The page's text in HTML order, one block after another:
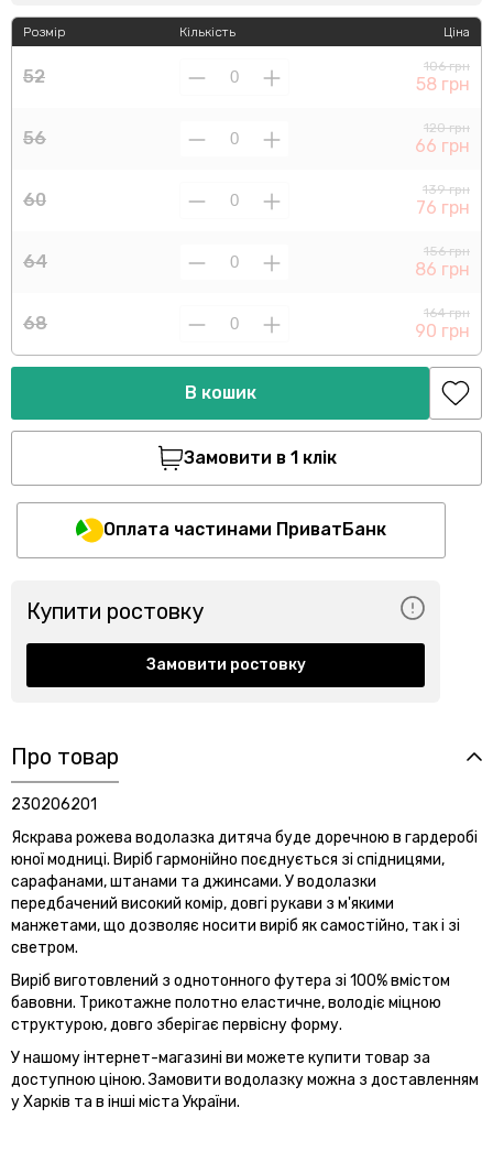
Розмір
52
56
60
64
68
Кількість Ціна
106 грн
58 грн
120 грн
66 грн
139 грн
76 грн
156 грн
86 грн
164 грн
90 грн
В кошик
Замовити в 1 клік
Оплата частинами ПриватБанк
Купити ростовку
Замовити ростовку
Про товар
230206201
Яскрава рожева водолазка дитяча буде доречною в гардеробі
юної модниці. Виріб гармонійно поєднується зі спідницями,
сарафанами, штанами та джинсами. У водолазки
передбачений високий комір, довгі рукави з м'якими
манжетами, що дозволяє носити виріб як самостійно, так і зі
светром.
Виріб виготовлений з однотонного футера зі 100% вмістом
бавовни. Трикотажне полотно еластичне, володіє міцною
структурою, довго зберігає первісну форму.
У нашому інтернет-магазині ви можете купити товар за
доступною ціною. Замовити водолазку можна з доставленням
у Харків та в інші міста України.